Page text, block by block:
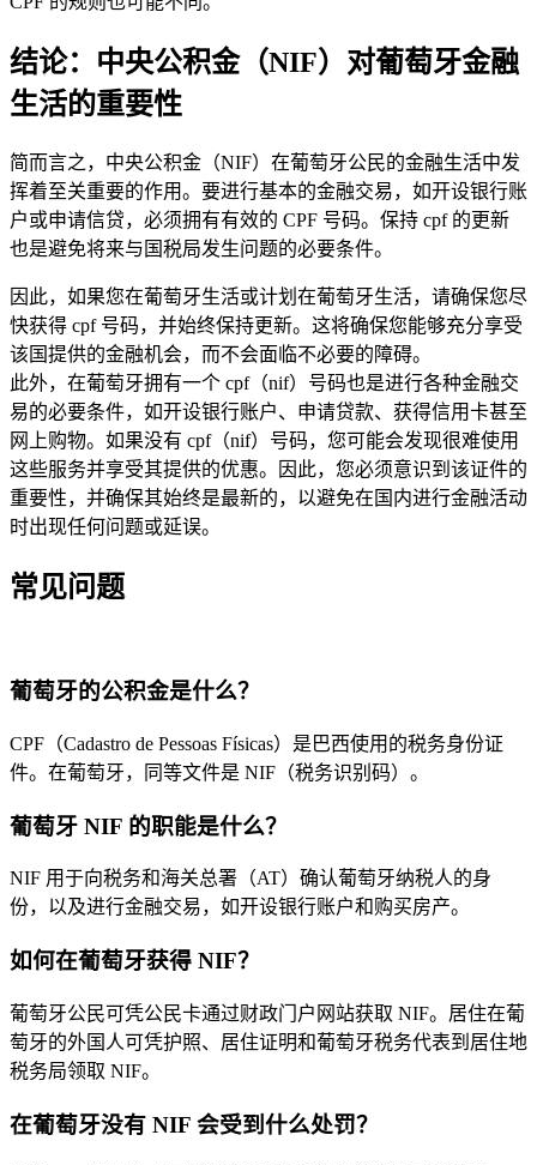
结论：中央公积金（NIF）对葡萄牙金融
生活的重要性
简而言之，中央公积金（NIF）在葡萄牙公民的金融生活中发
挥着至关重要的作用。要进行基本的金融交易，如开设银行账
户或申请信贷，必须拥有有效的 CPF 号码。保持 cpf 的更新
也是避免将来与国税局发生问题的必要条件。
因此，如果您在葡萄牙生活或计划在葡萄牙生活，请确保您尽
快获得 cpf 号码，并始终保持更新。这将确保您能够充分享受
该国提供的金融机会，而不会面临不必要的障碍。
此外，在葡萄牙拥有一个 cpf（nif）号码也是进行各种金融交
易的必要条件，如开设银行账户、申请贷款、获得信用卡甚至
网上购物。如果没有 cpf（nif）号码，您可能会发现很难使用
这些服务并享受其提供的优惠。因此，您必须意识到该证件的
重要性，并确保其始终是最新的，以避免在国内进行金融活动
时出现任何问题或延误。
常见问题
葡萄牙的公积金是什么？
CPF（Cadastro de Pessoas Físicas）是巴西使用的税务身份证
件。在葡萄牙，同等文件是 NIF（税务识别码）。
葡萄牙 NIF 的职能是什么？
NIF 用于向税务和海关总署（AT）确认葡萄牙纳税人的身
份，以及进行金融交易，如开设银行账户和购买房产。
如何在葡萄牙获得 NIF？
葡萄牙公民可凭公民卡通过财政门户网站获取 NIF。居住在葡
萄牙的外国人可凭护照、居住证明和葡萄牙税务代表到居住地
税务局领取 NIF。
在葡萄牙没有 NIF 会受到什么处罚？